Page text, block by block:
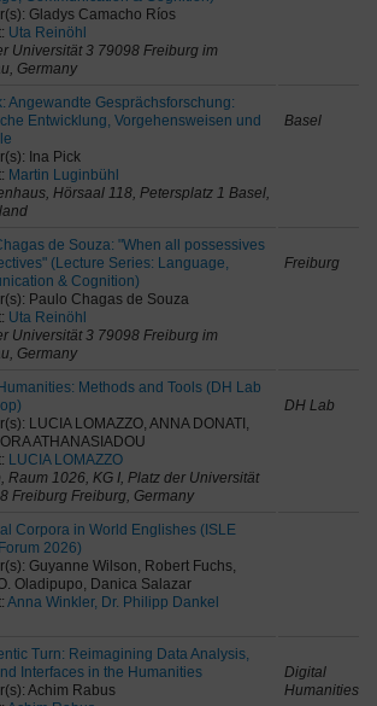
Gladys Camacho Ríos
Uta Reinöhl
Universität 3 79098 Freiburg im
Germany
Angewandte Gesprächsforschung:
Entwicklung, Vorgehensweisen und
Ina Pick
Martin Luginbühl
Hörsaal 118, Petersplatz 1 Basel,
Basel
de Souza: "When all possessives
(Lecture Series: Language,
& Cognition)
Paulo Chagas de Souza
Uta Reinöhl
Universität 3 79098 Freiburg im
Germany
Freiburg
Methods and Tools (DH Lab
LUCIA LOMAZZO, ANNA DONATI,
ATHANASIADOU
LUCIA LOMAZZO
Raum 1026, KG I, Platz der Universität
Freiburg Freiburg, Germany
DH Lab
Corpora in World Englishes (ISLE
2026)
Guyanne Wilson, Robert Fuchs,
Oladipupo, Danica Salazar
Anna Winkler, Dr. Philipp Dankel
Turn: Reimagining Data Analysis,
Interfaces in the Humanities
Achim Rabus
Digital
Humanities